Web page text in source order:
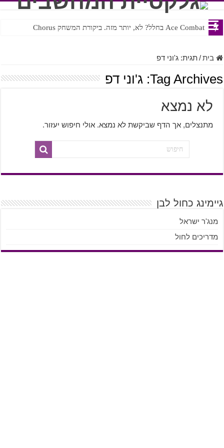
Ace Combat בחלל? לא, יותר מזה. ביקורת המשחק Chorus
Steven Universe והשירים שתורגמו בצורה נוראית לעברית
בית/תגית:ג'וני דפ
Tag Archives: ג'וני דפ
לא נמצא
מתנצלים, אך הדף שביקשת לא נמצא. אולי חיפוש יעזור.
גיימינג כחול לבן
מנג'ר ישראל
מדריכים לחול